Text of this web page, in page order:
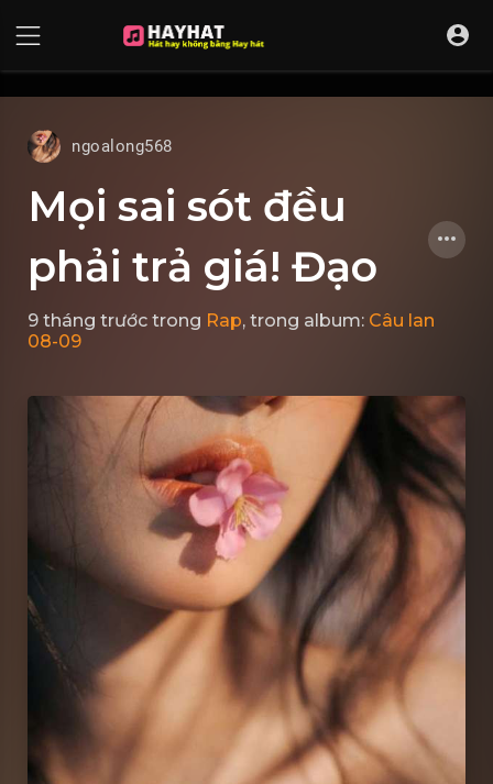
ngoalong568
Mọi sai sót đều
phải trả giá! Đạo
9 tháng trước trong Rap, trong album: Câu lan
08-09